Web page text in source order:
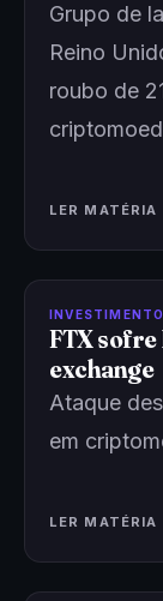
Grupo de
Reino
roubo de
LER MATÉRIA
FTX sofre
exchange
Ataque
em
LER MATÉRIA